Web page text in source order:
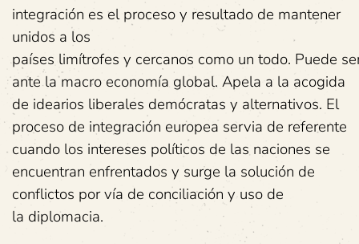
integración es el proceso y resultado de mantener
unidos a los
países limítrofes y cercanos como un todo. Puede
ante la macro economía global. Apela a la acogida
de idearios liberales demócratas y alternativos. El
proceso de integración europea servia de referente
cuando los intereses políticos de las naciones se
encuentran enfrentados y surge la solución de
conflictos por vía de conciliación y uso de
la diplomacia.